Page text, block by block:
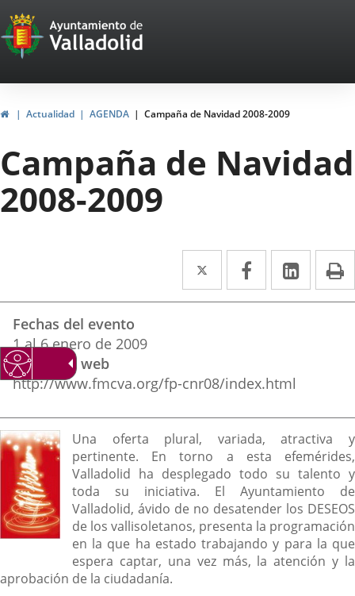
Portal
Web
del
Ayuntamiento
de
Valladolid
InicioActualidad AGENDA Campaña de Navidad 2008-2009
Campaña de Navidad
2008-2009
Twitter
Enlace
a
externa.
Facebook
Enlace
a
externa.
Enlace
a
del
evento
Fechas del evento
1al6 enero de 2009
Dirección web
http://www.fmcva.org/fp-cnr08/index.html
DescripciónUna oferta plural, variada, atractiva y
pertinente. En torno a esta efemérides,
Valladolid ha desplegado todo su talento y
toda su iniciativa. El Ayuntamiento de
Valladolid, ávido de no desatender los DESEOS
de los vallisoletanos, presenta la programación
en la que ha estado trabajando y para la que
espera captar, una vez más, la atención y la
aprobación de la ciudadanía.